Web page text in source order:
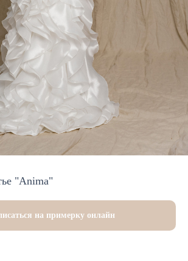
"Anima"
на примерку онлайн